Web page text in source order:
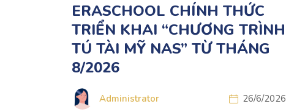
ERASCHOOL CHÍNH THỨC
TRIỂN KHAI “CHƯƠNG TRÌNH
TÚ TÀI MỸ NAS” TỪ THÁNG
8/2026
Administrator 26/6/2026